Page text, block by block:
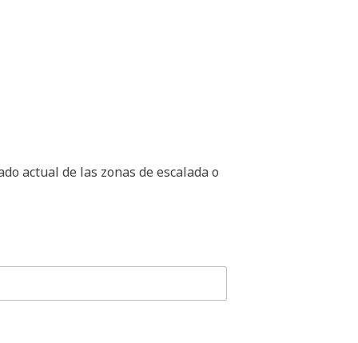
actual de las zonas de escalada o